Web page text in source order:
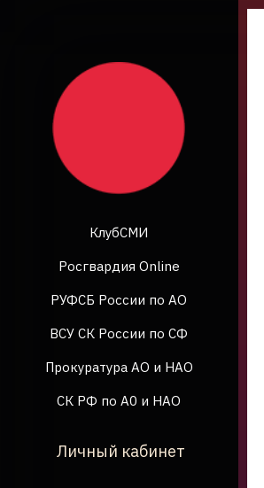
КлубСМИ
Росгвардия Online
РУФСБ России по АО
ВСУ СК России по СФ
Прокуратура АО и НАО
СК РФ по А0 и НАО
Личный кабинет